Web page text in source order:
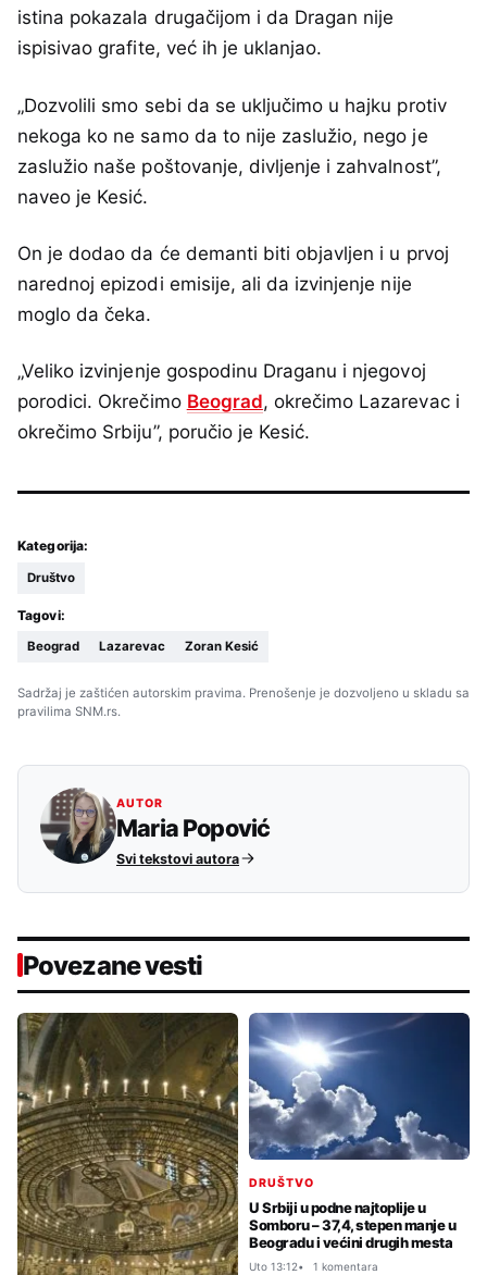
istina pokazala drugačijom i da Dragan nije
ispisivao grafite, već ih je uklanjao.
„Dozvolili smo sebi da se uključimo u hajku protiv
nekoga ko ne samo da to nije zaslužio, nego je
zaslužio naše poštovanje, divljenje i zahvalnost”,
naveo je Kesić.
On je dodao da će demanti biti objavljen i u prvoj
narednoj epizodi emisije, ali da izvinjenje nije
moglo da čeka.
„Veliko izvinjenje gospodinu Draganu i njegovoj
porodici. Okrečimo Beograd, okrečimo Lazarevac i
okrečimo Srbiju”, poručio je Kesić.
Kategorija:
Društvo
Tagovi:
Beograd Lazarevac Zoran Kesić
Sadržaj je zaštićen autorskim pravima. Prenošenje je dozvoljeno u skladu sa
pravilima SNM.rs.
AUTOR
Maria Popović
Svi tekstovi autora
Povezane vesti
DRUŠTVO
U Srbiji u podne najtoplije u
Somboru – 37,4, stepen manje u
Beogradu i većini drugih mesta
Uto 13:12 1 komentara